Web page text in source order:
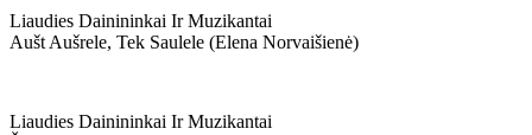
Liaudies Dainininkai Ir Muzikantai
Aušt Aušrele, Tek Saulele (elena Norvaišienė)
Liaudies Dainininkai Ir Muzikantai